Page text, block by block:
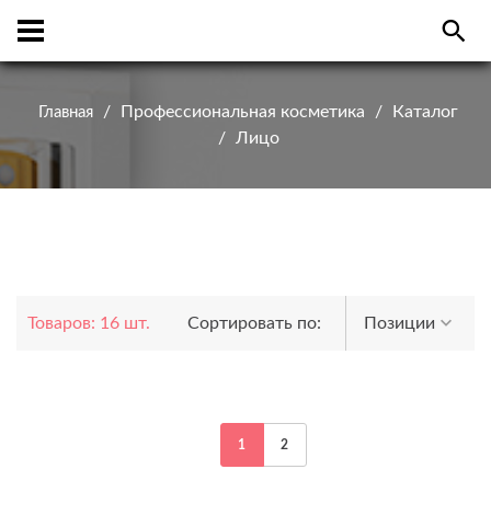
Главная Профессиональная косметика
Каталог
Лицо
Товаров: 16 шт. Сортировать по: Позиции
1 2